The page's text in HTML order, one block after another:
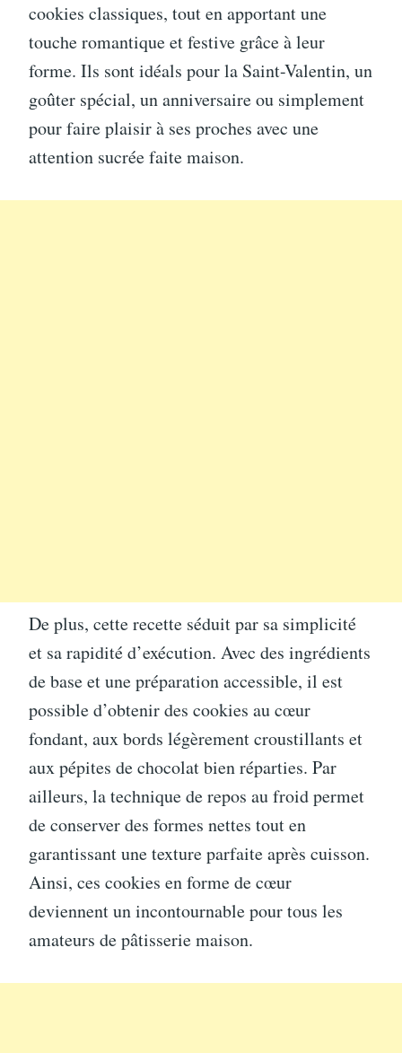
cookies classiques, tout en apportant une
touche romantique et festive grâce à leur
forme. Ils sont idéals pour la Saint-Valentin, un
goûter spécial, un anniversaire ou simplement
pour faire plaisir à ses proches avec une
attention sucrée faite maison.
De plus, cette recette séduit par sa simplicité
et sa rapidité d’exécution. Avec des ingrédients
de base et une préparation accessible, il est
possible d’obtenir des cookies au cœur
fondant, aux bords légèrement croustillants et
aux pépites de chocolat bien réparties. Par
ailleurs, la technique de repos au froid permet
de conserver des formes nettes tout en
garantissant une texture parfaite après cuisson.
Ainsi, ces cookies en forme de cœur
deviennent un incontournable pour tous les
amateurs de pâtisserie maison.